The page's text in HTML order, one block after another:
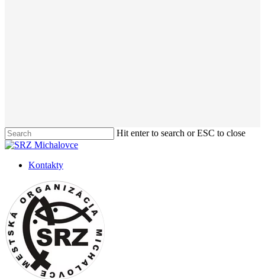
Hit enter to search or ESC to close
Close
Kontakty